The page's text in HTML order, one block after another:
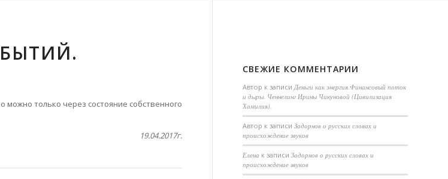
только через состояние собственного
19.04.2017г.
СВЕЖИЕ КОММЕНТАРИИ
Автор к записиДеньги как энергия.Финансовый поток
и дыры. Ченнелинг Ирины Чикуновой (Цивилизация
Хамилия).
Aвтор к записиЗадорнов о русских словах и
происхождение звуков
Елена к записиЗадорнов о русских словах и
происхождение звуков